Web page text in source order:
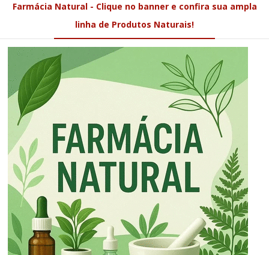
Farmácia Natural - Clique no banner e confira sua ampla
linha de Produtos Naturais!